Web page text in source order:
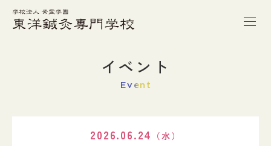
イベント
Event
2026.06.24 （水）